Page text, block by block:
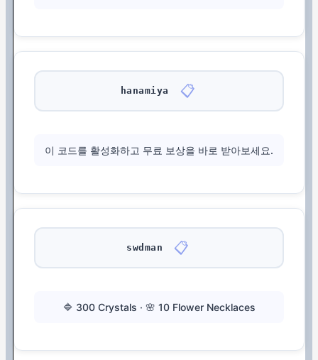
hanamiya 📋
이 코드를 활성화하고 무료 보상을 바로 받아보세요.
swdman 📋
🔷 300 Crystals · 🌸 10 Flower Necklaces